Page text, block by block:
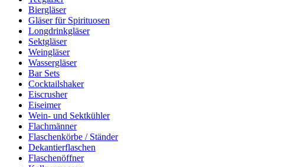
Biergläser
Gläser für Spirituosen
Longdrinkgläser
Sektgläser
Weingläser
Wassergläser
Bar Sets
Cocktailshaker
Eiscrusher
Eiseimer
Wein- und Sektkühler
Flachmänner
Flaschenkörbe / Ständer
Dekantierflaschen
Flaschenöffner